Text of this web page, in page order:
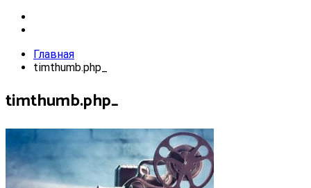
Главная
timthumb.php_
timthumb.php_